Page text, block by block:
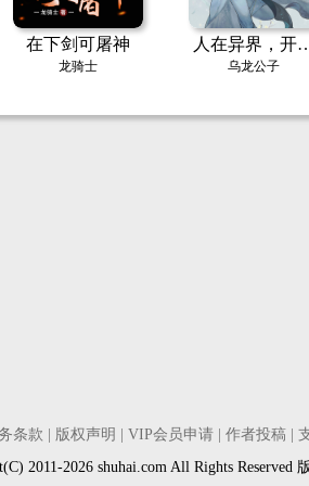
在下剑可屠神
龙骑士
人在异界，开
捡到功法感悟
乌龙公子
条款 版权声明 VIP会员申请| 作者投稿|
2011-2026 shuhai.com All Rights